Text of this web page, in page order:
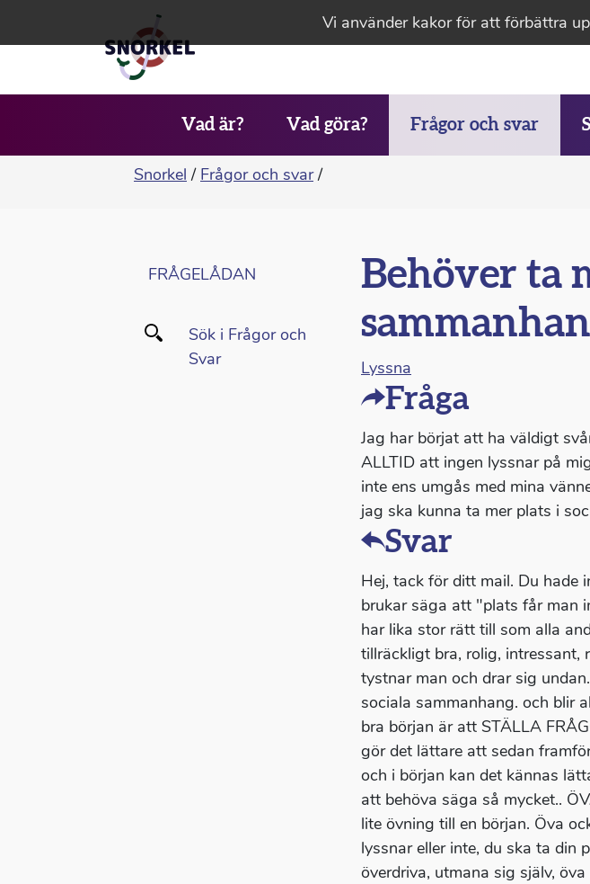
Vi använder kakor för att förbättra
Vad är? Vad göra? Frågor och svar
Snorkel / Frågor och svar /
FRÅGELÅDAN
Sök i Frågor och
Svar
Behöver ta
Lyssna
Fråga
Jag har börjat att ha väldigt
ALLTID att ingen lyssnar på
inte ens umgås med mina
jag ska kunna ta mer plats i
Svar
Hej, tack för ditt mail. Du hade
brukar säga att "plats får man
har lika stor rätt till som alla
tillräckligt bra, rolig, intressant,
tystnar man och drar sig
sociala sammanhang. och blir
bra början är att STÄLLA
gör det lättare att sedan
och i början kan det kännas
att behöva säga så mycket..
lite övning till en början. Öva
lyssnar eller inte, du ska ta din
överdriva, utmana sig själv,